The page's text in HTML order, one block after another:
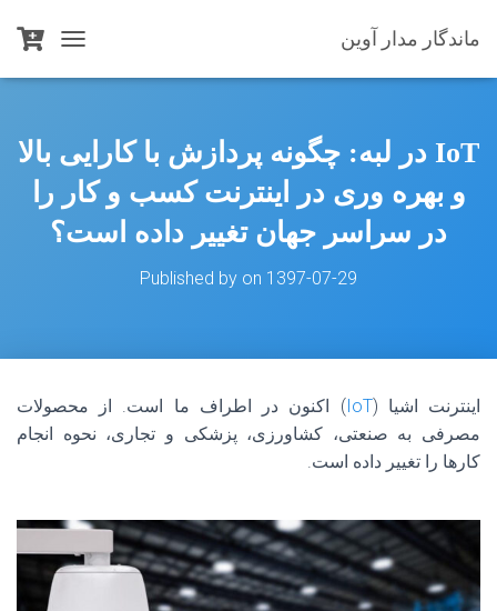
ماندگار مدار آوین
O
E
A
I
IoT در لبه: چگونه پردازش با کارایی بالا
و بهره وری در اینترنت کسب و کار را
در سراسر جهان تغییر داده است؟
Published by on 1397-07-29
اینترنت اشیا (IoT) اکنون در اطراف ما است. از محصولات
مصرفی به صنعتی، کشاورزی، پزشکی و تجاری، نحوه انجام
کارها را تغییر داده است.